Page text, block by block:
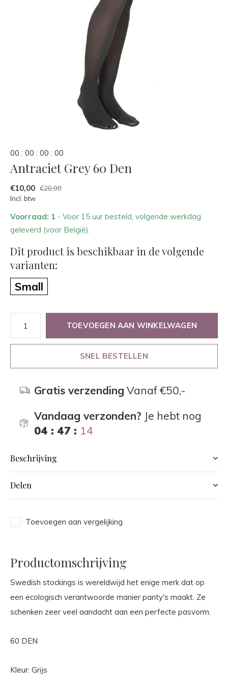
00 : 00 : 00 : 00
Antraciet Grey 60 Den
€10,00 €20,00
Incl. btw
Voorraad: 1 - Voor 15 uur besteld, volgende werkdag
geleverd (voor België).
Dit product is beschikbaar in de volgende
varianten:
Small
TOEVOEGEN AAN WINKELWAGEN
SNEL BESTELLEN
Gratis verzending Vanaf €50,-
Vandaag verzonden? Je hebt nog
04 : 47 : 14
Beschrijving
Delen
Toevoegen aan vergelijking
Productomschrijving
Swedish stockings is wereldwijd het enige merk dat op
een ecologisch verantwoorde manier panty's maakt. Ze
schenken zeer veel aandacht aan een perfecte pasvorm.
60 DEN
Kleur: Grijs